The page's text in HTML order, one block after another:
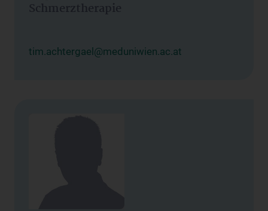
Schmerztherapie
tim.achtergael@meduniwien.ac.at